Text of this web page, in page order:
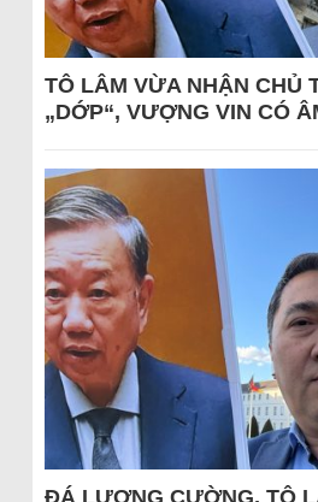
TÔ LÂM VỪA NHẬN CHỦ
„DỚP“, VƯỢNG VIN CÓ